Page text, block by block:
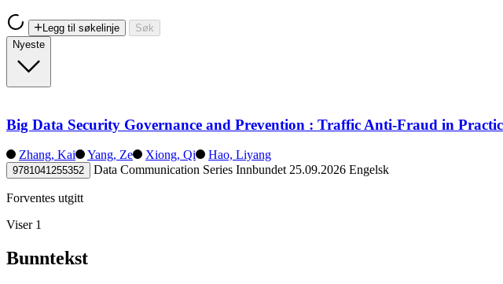
Legg til søkelinje
Søk
Nyeste
Big Data Security Governance and Prevention : Traffic Anti-Fraud in
Zhang, Kai Yang, Ze Xiong, Qi Hao, Liyang
9781041255352 Data Communication Series Innbundet 25.09.2026 Engelsk
Forventes utgitt
Viser 1
Bunntekst